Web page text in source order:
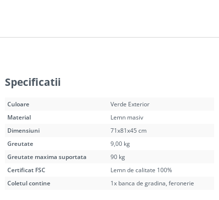
Specificatii
Culoare
Verde Exterior
Material
Lemn masiv
Dimensiuni
71x81x45 cm
Greutate
9,00 kg
Greutate maxima suportata
90 kg
Certificat FSC
Lemn de calitate 100%
Coletul contine
1x banca de gradina, feronerie